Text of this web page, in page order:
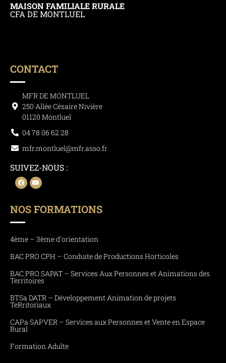
MAISON FAMILIALE RURALE
CFA DE MONTLUEL
CONTACT
MFR DE MONTLUEL
250 Allée Césaire Nivière
01120 Montluel
04 78 06 62 28
mfr.montluel@mfr.asso.fr
SUIVEZ-NOUS :
NOS FORMATIONS
4ème – 3ème d’orientation
BAC PRO CPH – Conduite de Productions Horticoles
BAC PRO SAPAT – Services Aux Personnes et Animations des
Territoires
BTSa DATR – Développement Animation de projets
TeRritoriaux
CAPa SAPVER – Services aux Personnes et Vente en Espace
Rural
Formation Adulte